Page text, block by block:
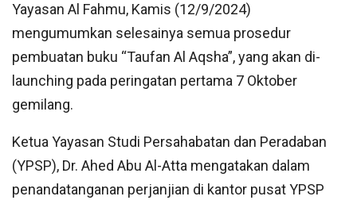
Yayasan Al Fahmu, Kamis (12/9/2024)
mengumumkan selesainya semua prosedur
pembuatan buku “Taufan Al Aqsha”, yang akan di-
launching pada peringatan pertama 7 Oktober
gemilang.
Ketua Yayasan Studi Persahabatan dan Peradaban
(YPSP), Dr. Ahed Abu Al-Atta mengatakan dalam
penandatanganan perjanjian di kantor pusat YPSP